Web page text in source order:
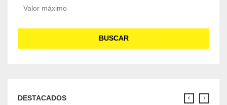
BUSCAR
DESTACADOS